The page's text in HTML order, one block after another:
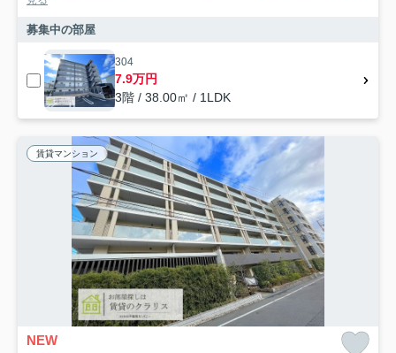
募集中の部屋
304
7.9万円
3階 / 38.00㎡ / 1LDK
賃貸マンション
NEW